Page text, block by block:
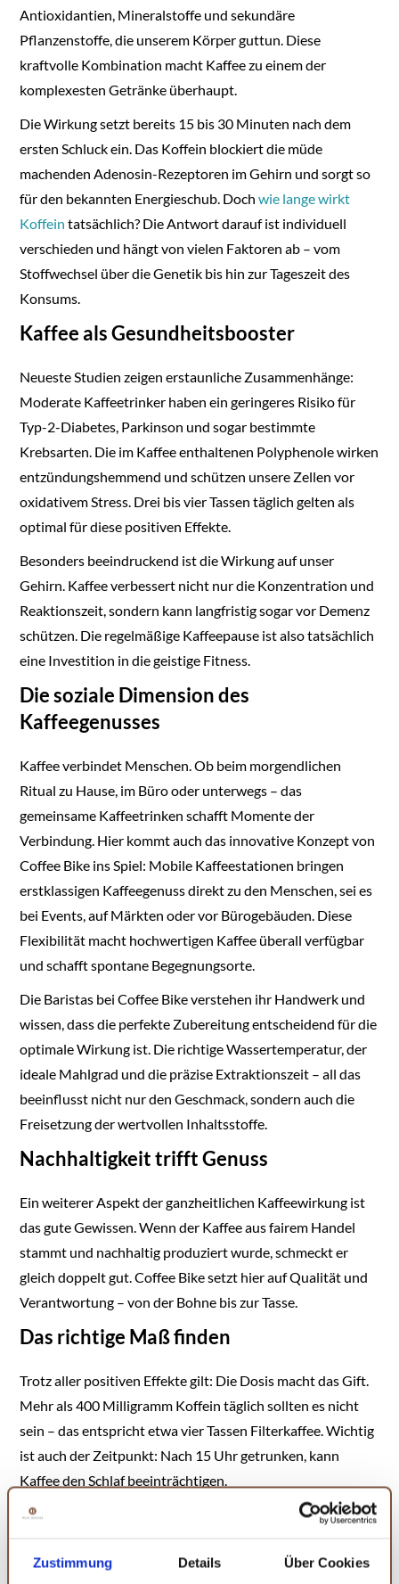
Zustimmung Details Über Cookies
Antioxidantien, Mineralstoffe und sekundäre
Pflanzenstoffe, die unserem Körper guttun. Diese
kraftvolle Kombination macht Kaffee zu einem der
komplexesten Getränke überhaupt.
Die Wirkung setzt bereits 15 bis 30 Minuten nach dem
ersten Schluck ein. Das Koffein blockiert die müde
machenden Adenosin-Rezeptoren im Gehirn und sorgt so
für den bekannten Energieschub. Dochwie lange wirkt
Koffein tatsächlich? Die Antwort darauf ist individuell
verschieden und hängt von vielen Faktoren ab – vom
Stoffwechsel über die Genetik bis hin zur Tageszeit des
Konsums.
Kaffee als Gesundheitsbooster
Neueste Studien zeigen erstaunliche Zusammenhänge:
Moderate Kaffeetrinker haben ein geringeres Risiko für
Typ-2-Diabetes, Parkinson und sogar bestimmte
Krebsarten. Die im Kaffee enthaltenen Polyphenole wirken
entzündungshemmend und schützen unsere Zellen vor
oxidativem Stress. Drei bis vier Tassen täglich gelten als
optimal für diese positiven Effekte.
Besonders beeindruckend ist die Wirkung auf unser
Gehirn. Kaffee verbessert nicht nur die Konzentration und
Reaktionszeit, sondern kann langfristig sogar vor Demenz
schützen. Die regelmäßige Kaffeepause ist also tatsächlich
eine Investition in die geistige Fitness.
Die soziale Dimension des
Kaffeegenusses
Kaffee verbindet Menschen. Ob beim morgendlichen
Ritual zu Hause, im Büro oder unterwegs – das
gemeinsame Kaffeetrinken schafft Momente der
Verbindung. Hier kommt auch das innovative Konzept von
Coffee Bike ins Spiel: Mobile Kaffeestationen bringen
erstklassigen Kaffeegenuss direkt zu den Menschen, sei es
bei Events, auf Märkten oder vor Bürogebäuden. Diese
Flexibilität macht hochwertigen Kaffee überall verfügbar
und schafft spontane Begegnungsorte.
Die Baristas bei Coffee Bike verstehen ihr Handwerk und
wissen, dass die perfekte Zubereitung entscheidend für die
optimale Wirkung ist. Die richtige Wassertemperatur, der
ideale Mahlgrad und die präzise Extraktionszeit – all das
beeinflusst nicht nur den Geschmack, sondern auch die
Freisetzung der wertvollen Inhaltsstoffe.
Nachhaltigkeit trifft Genuss
Ein weiterer Aspekt der ganzheitlichen Kaffeewirkung ist
das gute Gewissen. Wenn der Kaffee aus fairem Handel
stammt und nachhaltig produziert wurde, schmeckt er
gleich doppelt gut. Coffee Bike setzt hier auf Qualität und
Verantwortung – von der Bohne bis zur Tasse.
Das richtige Maß finden
Trotz aller positiven Effekte gilt: Die Dosis macht das Gift.
Mehr als 400 Milligramm Koffein täglich sollten es nicht
sein – das entspricht etwa vier Tassen Filterkaffee. Wichtig
ist auch der Zeitpunkt: Nach 15 Uhr getrunken, kann
Kaffee den Schlaf beeinträchtigen.
Fazit: Kaffee als Lebensbegleiter
Kaffee ist mehr als ein Getränk – er ist Kulturgut,